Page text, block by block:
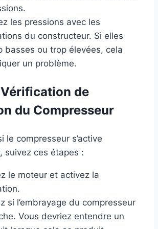
les pressions avec les
du constructeur. Si elles
basses ou trop élevées, cela
un problème.
de
du Compresseur
le compresseur s’active
suivez ces étapes :
le moteur et activez la
si l’embrayage du compresseur
Vous devriez entendre un